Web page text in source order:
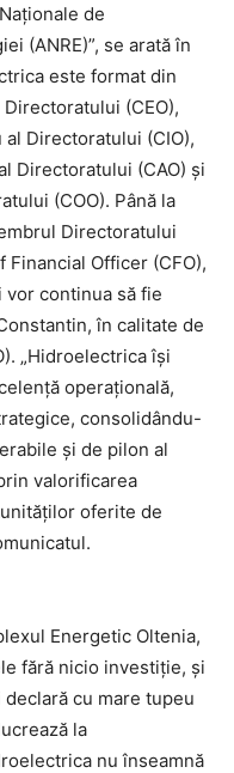
de
(ANRE)”, se arată în
este format din
(CEO),
al Directoratului (CIO),
Directoratului (CAO) și
(COO). Până la
Directoratului
Officer (CFO),
continua să fie
în calitate de
„Hidroelectrica își
operațională,
consolidându-
și de pilon al
valorificarea
oferite de
Energetic Oltenia,
fără nicio investiție, și
cu mare tupeu
la
nu înseamnă